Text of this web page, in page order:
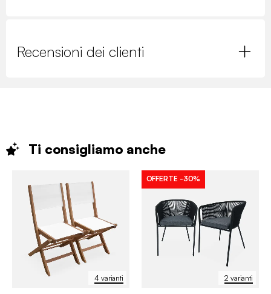
Recensioni dei clienti
Ti consigliamo anche
4 varianti 2 varianti
OFFERTE -30%